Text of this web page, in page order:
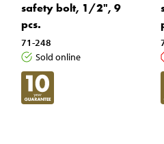
safety bolt, 1/2", 9
pcs.
71-248
Sold online